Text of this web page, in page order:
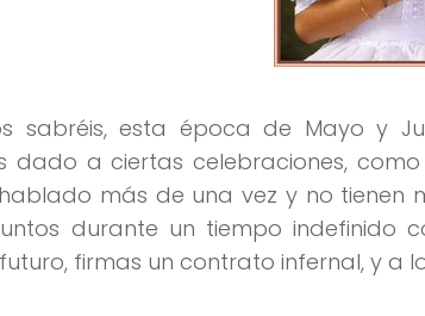
sabréis, esta época de Mayo y
dado a ciertas celebraciones,
más de una vez y no tienen
durante un tiempo indefinido
firmas un contrato infernal, y a